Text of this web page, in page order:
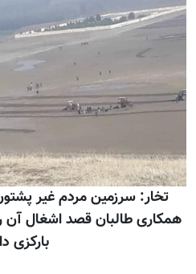
تخار: سرزمین مردم غیر
همکاری طالبان قصد اشغال آن
بارکزی